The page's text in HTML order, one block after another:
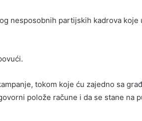
nesposobnih partijskih kadrova koje
tokom koje ću zajedno sa
polože račune i da se stane na